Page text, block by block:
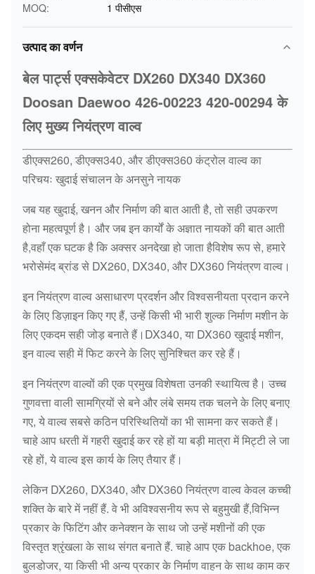
MOQ:
1 पीसीएस
उत्पाद का वर्णन
बेल पार्ट्स एक्सकेवेटर DX260 DX340 DX360
Doosan Daewoo 426-00223 420-00294 के
लिए मुख्य नियंत्रण वाल्व
डीएक्स260, डीएक्स340, और डीएक्स360 कंट्रोल वाल्व का
परिचयः खुदाई संचालन के अनसुने नायक
जब यह खुदाई, खनन और निर्माण की बात आती है, तो सही उपकरण
होना महत्वपूर्ण है। और जब इन कार्यों के अज्ञात नायकों की बात आती
है,वहाँ एक घटक है कि अक्सर अनदेखा हो जाता हैविशेष रूप से, हमारे
भरोसेमंद ब्रांड से DX260, DX340, और DX360 नियंत्रण वाल्व।
इन नियंत्रण वाल्व असाधारण प्रदर्शन और विश्वसनीयता प्रदान करने
के लिए डिज़ाइन किए गए हैं, उन्हें किसी भी भारी शुल्क निर्माण मशीन के
लिए एकदम सही जोड़ बनाते हैं।DX340, या DX360 खुदाई मशीन,
इन वाल्व सही में फिट करने के लिए सुनिश्चित कर रहे हैं।
इन नियंत्रण वाल्वों की एक प्रमुख विशेषता उनकी स्थायित्व है। उच्च
गुणवत्ता वाली सामग्रियों से बने और लंबे समय तक चलने के लिए बनाए
गए, ये वाल्व सबसे कठिन परिस्थितियों का भी सामना कर सकते हैं।
चाहे आप धरती में गहरी खुदाई कर रहे हों या बड़ी मात्रा में मिट्टी ले जा
रहे हों, ये वाल्व इस कार्य के लिए तैयार हैं।
लेकिन DX260, DX340, और DX360 नियंत्रण वाल्व केवल कच्ची
शक्ति के बारे में नहीं हैं. वे भी अविश्वसनीय रूप से बहुमुखी हैं,विभिन्न
प्रकार के फिटिंग और कनेक्शन के साथ जो उन्हें मशीनों की एक
विस्तृत श्रृंखला के साथ संगत बनाते हैं. चाहे आप एक backhoe, एक
बुलडोजर, या किसी भी अन्य प्रकार के निर्माण वाहन के साथ काम कर